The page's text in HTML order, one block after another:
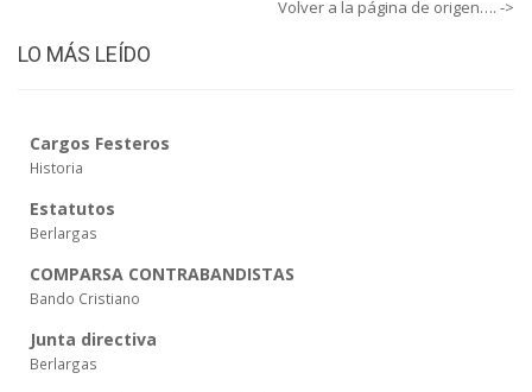
Volver a la página de origen…. ->
LO MÁS LEÍDO
Cargos Festeros
Historia
Estatutos
Berlargas
COMPARSA CONTRABANDISTAS
Bando Cristiano
Junta directiva
Berlargas